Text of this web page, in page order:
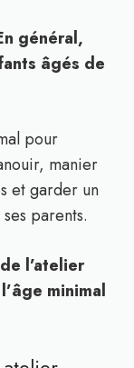
général,
âgés de
pour
manier
et garder un
parents.
l’atelier
minimal